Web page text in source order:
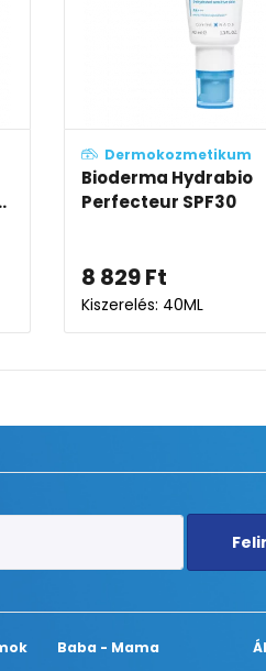
Bioderma
micellás víz
5 508
Kiszerelés:
Baba - Mama